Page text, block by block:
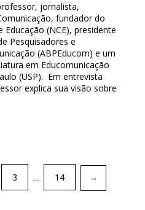
jornalista,
fundador do
(NCE), presidente
Pesquisadores e
(ABPEducom) e um
em Educomunicação
(USP). Em entrevista
explica sua visão sobre
3 … 14 →